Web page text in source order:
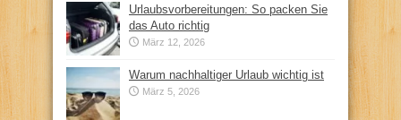
Urlaubsvorbereitungen: So packen Sie
das Auto richtig
März 12, 2026
Warum nachhaltiger Urlaub wichtig ist
März 5, 2026